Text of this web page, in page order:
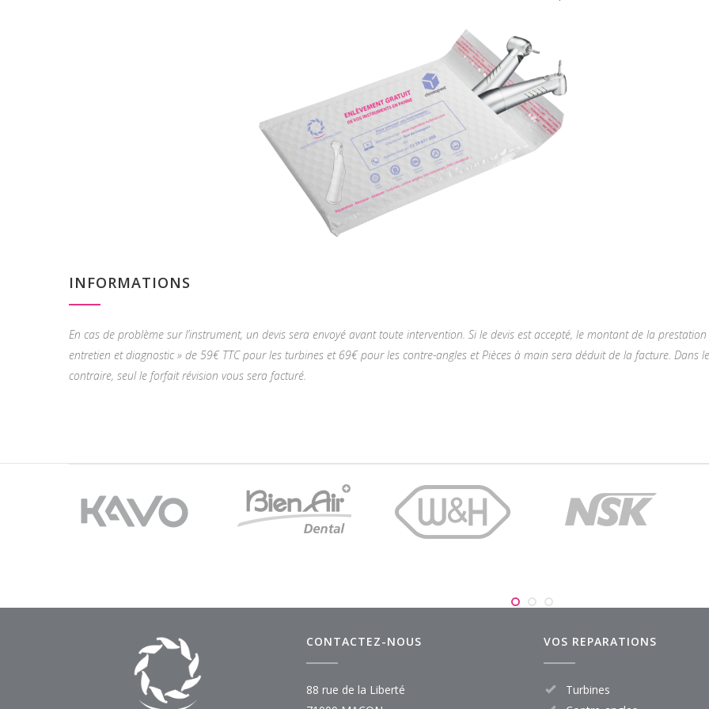
INFORMATIONS
En cas de problème sur l’instrument, un devis sera envoyé avant toute intervention. Si le devis est accepté, le montant de la prestation
entretien et diagnostic » de 59€ TTC pour les turbines et 69€ pour les contre-angles et Pièces à main sera déduit de la facture. Dans
contraire, seul le forfait révision vous sera facturé.
CONTACTEZ-NOUS
88 rue de la Liberté
VOS REPARATIONS
Turbines